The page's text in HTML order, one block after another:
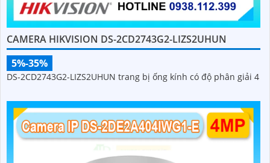
CAMERA HIKVISION DS-2CD2743G2-LIZS2UHUN
5%-35%
DS-2CD2743G2-LIZS2UHUN trang bị ống kính có độ phân giải 4